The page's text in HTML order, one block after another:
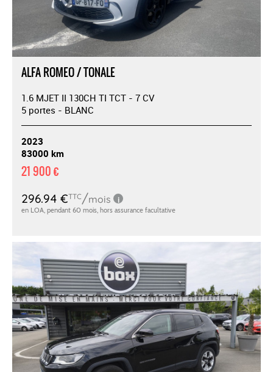
ALFA ROMEO / TONALE
1.6 MJET II 130CH TI TCT - 7 CV
5 portes - BLANC
2023
83000 km
21 900 €